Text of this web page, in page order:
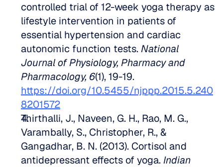
controlled trial of 12-week yoga therapy as
lifestyle intervention in patients of
essential hypertension and cardiac
autonomic function tests. National
Journal of Physiology, Pharmacy and
Pharmacology, 6
https://doi.org/10.5455/njppp.2015.5.240
8201572
Thirthalli, J., Naveen, G. H., Rao, M. G.,
Varambally, S., Christopher, R., &
Gangadhar, B. N. (2013). Cortisol and
antidepressant effects of yoga. Indian